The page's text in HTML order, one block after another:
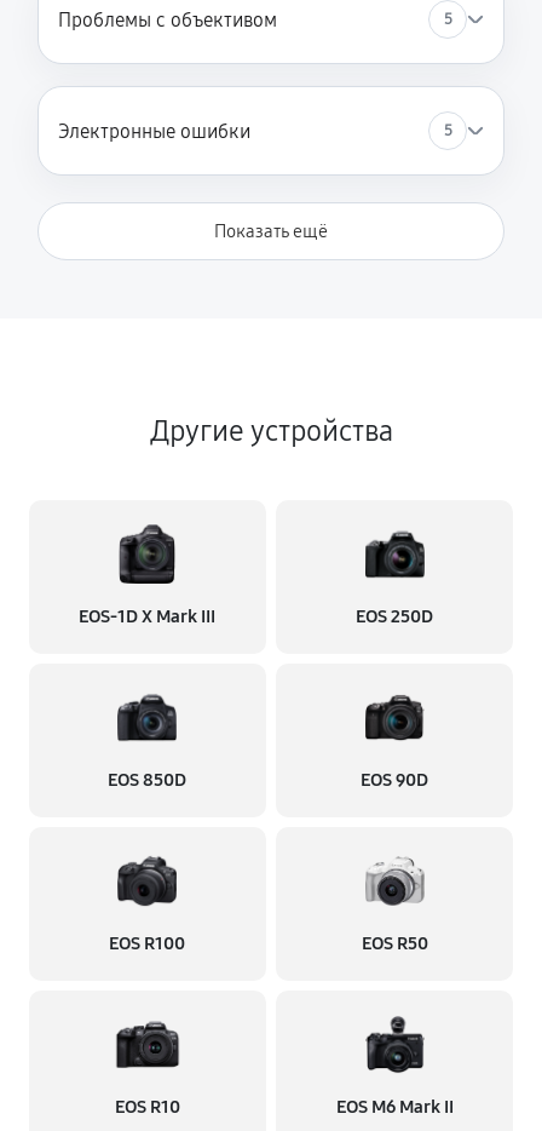
Проблемы с объективом 5
Электронные ошибки 5
Показать ещё
Другие устройства
EOS‑1D X Mark III EOS 250D
EOS 850D EOS 90D
EOS R100 EOS R50
EOS R10 EOS M6 Mark II